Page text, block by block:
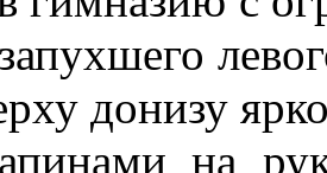
донизу
на